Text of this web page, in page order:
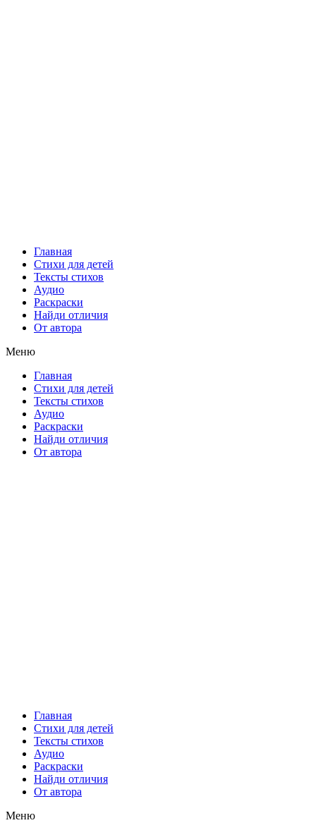
Главная
Стихи для детей
Тексты стихов
Аудио
Раскраски
Найди отличия
От автора
Меню
Главная
Стихи для детей
Тексты стихов
Аудио
Раскраски
Найди отличия
От автора
Главная
Стихи для детей
Тексты стихов
Аудио
Раскраски
Найди отличия
От автора
Меню